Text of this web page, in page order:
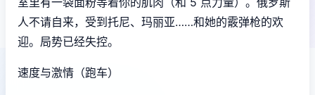
人不请自来，受到托尼、玛丽亚……和她的霰弹枪的欢
迎。局势已经失控。
速度与激情（跑车）